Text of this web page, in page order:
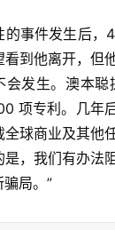
的事件发生后，
到他离开，但
发生。澳本聪
项专利。几年
球商业及其他
，我们有办法
局。”